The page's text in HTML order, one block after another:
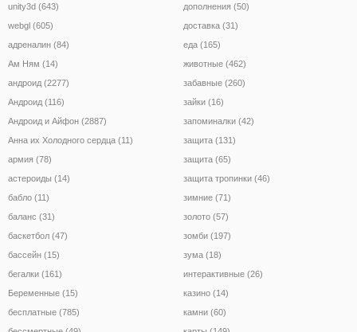
unity3d (643)
webgl (605)
адреналин (84)
Ам Ням (14)
андроид (2277)
Андроид (116)
Андроид и Айфон (2887)
Анна их Холодного сердца (11)
армия (78)
астероиды (14)
бабло (11)
баланс (31)
баскетбол (47)
бассейн (15)
бегалки (161)
Беременные (15)
бесплатные (785)
дополнения (50)
доставка (31)
еда (165)
животные (462)
забавные (260)
зайки (16)
запоминалки (42)
защита (131)
защита (65)
защита тропинки (46)
зимние (71)
золото (57)
зомби (197)
зума (18)
интерактивные (26)
казино (14)
камни (60)